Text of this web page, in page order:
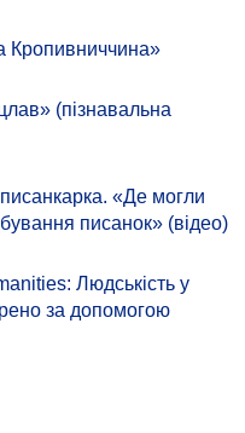
Кропивниччина»
(пізнавальна
«Де могли
писанок» (відео)
Людськість у
за допомогою